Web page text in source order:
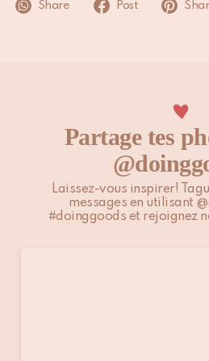
Share Post
Partage tes
Laissez-vous inspirer!
messages en utilisant
#doinggoods et rejoignez